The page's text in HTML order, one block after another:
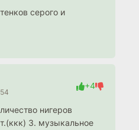
серого и
+4
нигеров
3. музыкальное